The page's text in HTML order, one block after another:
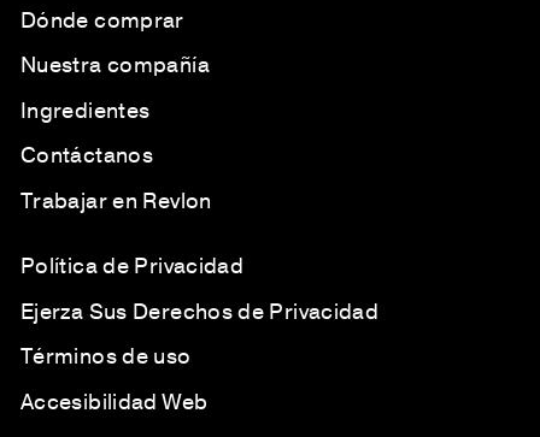
Dónde comprar
Nuestra compañía
Ingredientes
Contáctanos
Trabajar en Revlon
Política de Privacidad
Ejerza Sus Derechos de Privacidad
Términos de uso
Accesibilidad Web